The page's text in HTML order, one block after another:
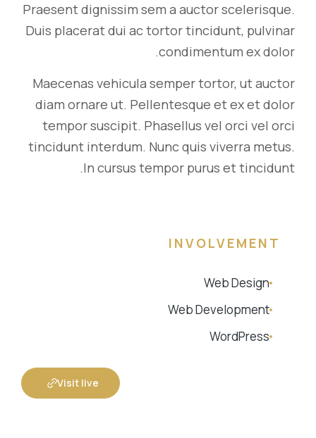
Praesent dignissim sem a auctor scelerisque.
Duis placerat dui ac tortor tincidunt, pulvinar
condimentum ex dolor.
Maecenas vehicula semper tortor, ut auctor
diam ornare ut. Pellentesque et ex et dolor
tempor suscipit. Phasellus vel orci vel orci
tincidunt interdum. Nunc quis viverra metus.
In cursus tempor purus et tincidunt.
INVOLVEMENT
Web Design
Web Development
WordPress
Visit live